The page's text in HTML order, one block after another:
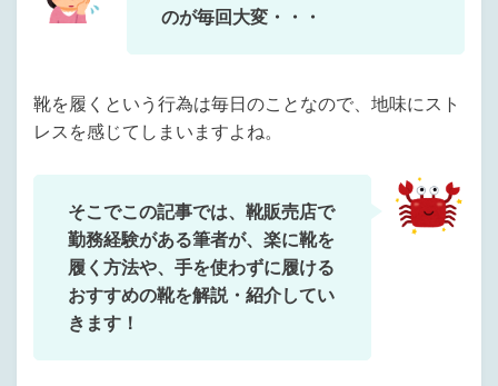
のが毎回大変・・・
靴を履くという行為は毎日のことなので、地味にスト
レスを感じてしまいますよね。
そこでこの記事では、靴販売店で
勤務経験がある筆者が、楽に靴を
履く方法や、手を使わずに履ける
おすすめの靴を解説・紹介してい
きます！